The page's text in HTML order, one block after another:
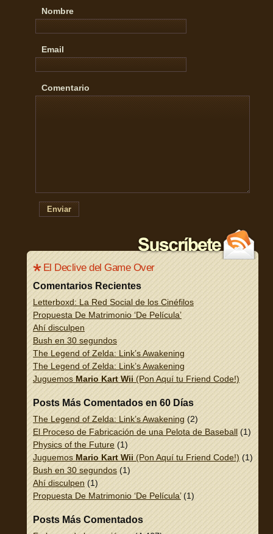
Nombre
Email
Comentario
Enviar
El Declive del Game Over
Comentarios Recientes
Letterboxd: La Red Social de los Cinéfilos
Propuesta De Matrimonio ‘De Película’
Ahí disculpen
Bush en 30 segundos
The Legend of Zelda: Link’s Awakening
The Legend of Zelda: Link’s Awakening
Juguemos Mario Kart Wii (Pon Aquí tu Friend Code!)
Posts Más Comentados en 60 Días
The Legend of Zelda: Link’s Awakening (2)
El Proceso de Fabricación de una Pelota de Baseball (1)
Physics of the Future (1)
Juguemos Mario Kart Wii (Pon Aquí tu Friend Code!) (1)
Bush en 30 segundos (1)
Ahí disculpen (1)
Propuesta De Matrimonio ‘De Película’(1)
Posts Más Comentados